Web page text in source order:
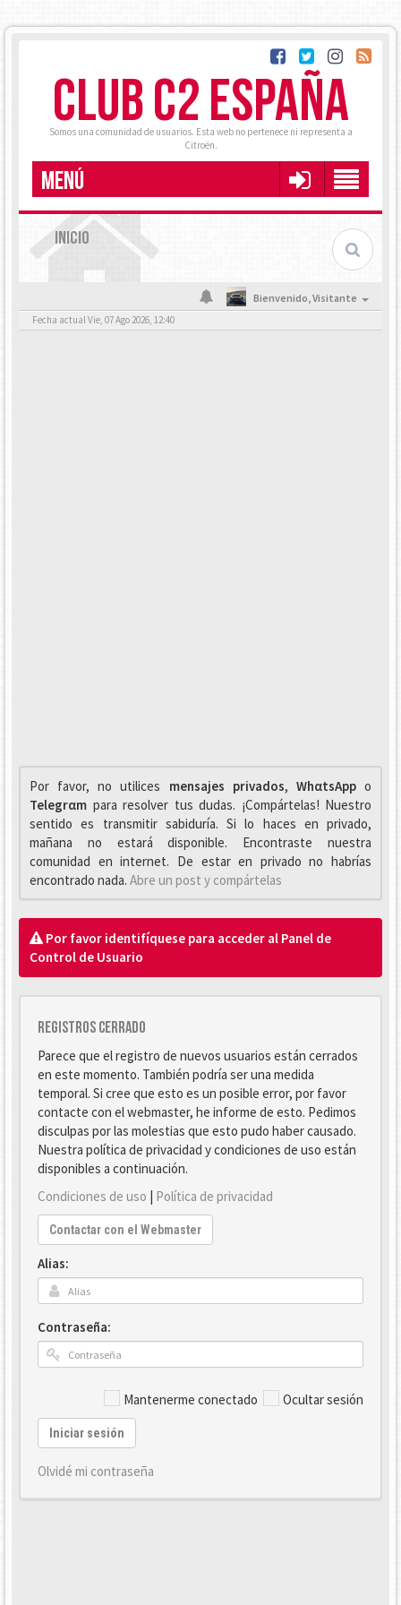
CLUB C2 ESPAÑA
Somos una comunidad de usuarios. Esta web no pertenece ni representa a
Citroën.
MENÚ
INICIO
Bienvenido,Visitante
Fecha actual Vie, 07 Ago 2026, 12:40
Por favor, no utilices mensajes privados, WhαtsAppo
Telegrαm para resolver tus dudas. ¡Compártelas! Nuestro
sentido es transmitir sabiduría. Si lo haces en privado,
mañana no estará disponible. Encontraste nuestra
comunidad en internet. De estar en privado no habrías
encontrado nada. Abre un post y compártelas
Por favor identifíquese para acceder al Panel de
Control de Usuario
Registros cerrado
Parece que el registro de nuevos usuarios están cerrados
en este momento. También podría ser una medida
temporal. Si cree que esto es un posible error, por favor
contacte con el webmaster, he informe de esto. Pedimos
disculpas por las molestias que esto pudo haber causado.
Nuestra política de privacidad y condiciones de uso están
disponibles a continuación.
Condiciones de uso | Política de privacidad
Contactar con el Webmaster
Alias:
Contraseña:
Mantenerme conectado Ocultar sesión
Iniciar sesión
Olvidé mi contraseña